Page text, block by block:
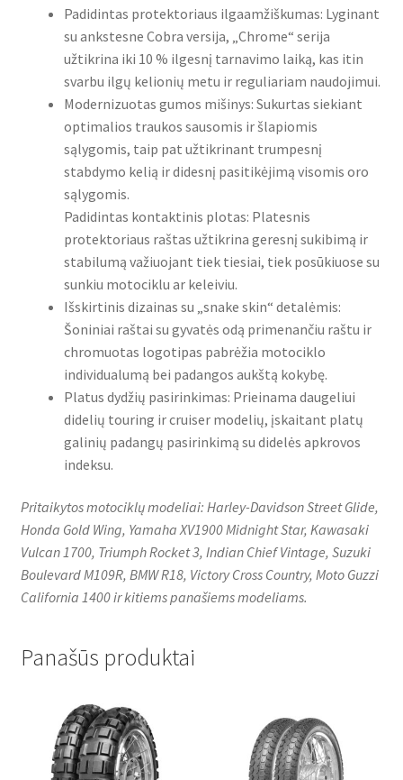
Padidintas protektoriaus ilgaamžiškumas: Lyginant
su ankstesne Cobra versija, „Chrome“ serija
užtikrina iki 10 % ilgesnį tarnavimo laiką, kas itin
svarbu ilgų kelionių metu ir reguliariam naudojimui.
Modernizuotas gumos mišinys: Sukurtas siekiant
optimalios traukos sausomis ir šlapiomis
sąlygomis, taip pat užtikrinant trumpesnį
stabdymo kelią ir didesnį pasitikėjimą visomis oro
sąlygomis.
Padidintas kontaktinis plotas: Platesnis
protektoriaus raštas užtikrina geresnį sukibimą ir
stabilumą važiuojant tiek tiesiai, tiek posūkiuose su
sunkiu motociklu ar keleiviu.
Išskirtinis dizainas su „snake skin“ detalėmis:
Šoniniai raštai su gyvatės odą primenančiu raštu ir
chromuotas logotipas pabrėžia motociklo
individualumą bei padangos aukštą kokybę.
Platus dydžių pasirinkimas: Prieinama daugeliui
didelių touring ir cruiser modelių, įskaitant platų
galinių padangų pasirinkimą su didelės apkrovos
indeksu.
Pritaikytos motociklų modeliai: Harley-Davidson Street Glide,
Honda Gold Wing, Yamaha XV1900 Midnight Star, Kawasaki
Vulcan 1700, Triumph Rocket 3, Indian Chief Vintage, Suzuki
Boulevard M109R, BMW R18, Victory Cross Country, Moto Guzzi
California 1400 ir kitiems panašiems modeliams.
Panašūs produktai